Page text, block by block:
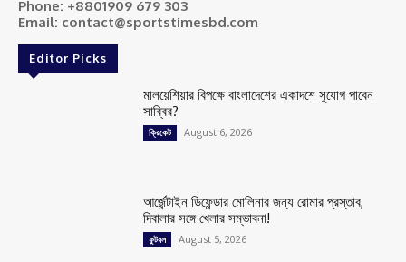
Phone: +8801909 679 303
Email: contact@sportstimesbd.com
Editor Picks
মালয়েশিয়ার বিপক্ষে বাংলাদেশের একাদশে সুযোগ পাবেন
সাব্বির?
ক্রিকেট August 6, 2026
আর্জেন্টাইন ডিফেন্ডার মোলিনার জন্য রোমার প্রস্তাব,
দিবালার সঙ্গে খেলার সম্ভাবনা!
ফুটবল August 5, 2026